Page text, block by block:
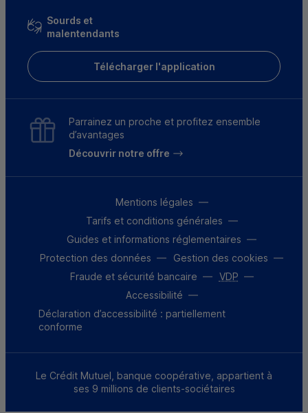
Sourds et
malentendants
Télécharger l'application
Parrainez un proche et profitez ensemble
d’avantages
Découvrir notre offre
Mentions légales
Tarifs et conditions générales
Guides et informations réglementaires
Protection des données
Gestion des cookies
Fraude et sécurité bancaire
VDP
Accessibilité
Déclaration d’accessibilité : partiellement
conforme
Le Crédit Mutuel, banque coopérative, appartient à
ses 9 millions de clients-sociétaires